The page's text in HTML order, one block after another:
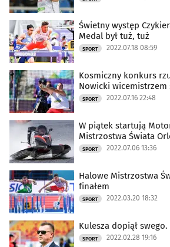
Świetny występ
Medal był tuż, tuż
SPORT 2022.07.18 08:59
Kosmiczny konkurs
Nowicki wicemistrzem
SPORT 2022.07.16 22:48
W piątek startują
Mistrzostwa Świata
SPORT 2022.07.06 13:36
Halowe Mistrzostwa
finałem
SPORT 2022.03.20 18:32
Kulesza dopiął
SPORT 2022.02.28 19:16